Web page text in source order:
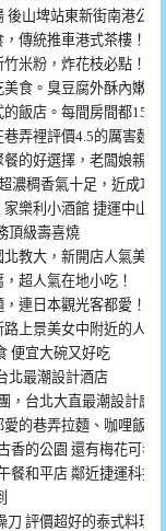
後山埤站東新街南港公
傳統推車港式茶樓！
米粉，炸花枝必點！
食。臭豆腐外酥內嫩
飯店。每間房間都15坪
弄裡評價4.5的厲害麵
的好選擇，老闆娘親切
濃稠香氣十足，近成功
家樂利小酒館 捷運中山
頂級壽喜燒
教大，新開店人氣美食
超人氣在地小吃！
連日本觀光客都愛！
上景美女中附近的人氣
便宜大碗又好吃
北最潮設計酒店
，台北大直最潮設計感
的巷弄拉麵、咖哩飯
香的公園 還有梅花可看
餐和平店 鄰近捷運科技
刀 評價超好的泰式料理(